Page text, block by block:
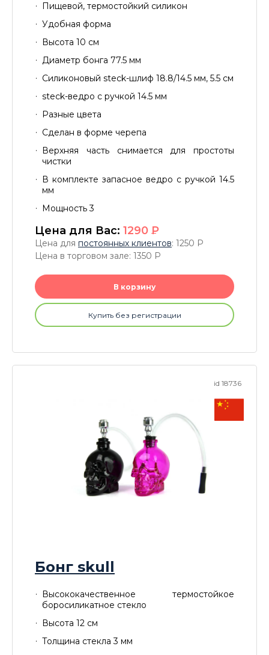
Пищевой, термостойкий силикон
Удобная форма
Высота 10 см
Диаметр бонга 77.5 мм
Силиконовый steck-шлиф 18.8/14.5 мм, 5.5 см
steck-ведро с ручкой 14.5 мм
Разные цвета
Сделан в форме черепа
Верхняя часть снимается для простоты
чистки
В комплекте запасное ведро с ручкой 14.5
мм
Мощность 3
Цена для Вас: 1290 P
Цена для постоянных клиентов: 1250 P
Цена в торговом зале: 1350 P
В корзину
Купить без регистрации
id 18736
Бонг skull
Высококачественное термостойкое
боросиликатное стекло
Высота 12 см
Толщина стекла 3 мм